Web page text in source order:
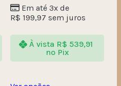
Em até 3x de
R$ 199,97 sem juros
À vista R$ 539,91
no Pix